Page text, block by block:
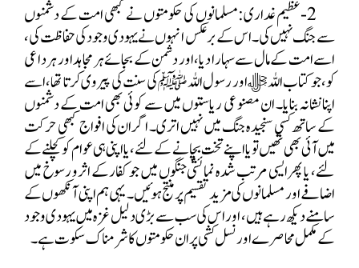
2- عظیم غداری:مسلمانوں کی حکومتوں نے کبھی امت کے دشمنوں
سے جنگ نہیں کی۔ اس کے برعکس انہوں نے یہودی وجود کی حفاظت کی،
اسے امت کے مال سے سہارا دیا، اور دشمن کے بجائے ہر مجاہد اور ہر داعی
کو، جو کتاب اللہ ﷻ اور رسول اللہ ﷺ کی سنت کی پیروی کرتا تھا، اسے
اپنا نشانہ بنایا۔ ان مصنوعی ریاستوں میں سے کوئی بھی امت کے دشمنوں
کے ساتھ کسی سنجیدہ جنگ میں نہیں اتری۔ اگر ان کی افواج کبھی حرکت
میں آئی بھی تھیں تو یا اپنے تخت بچانے کے لئے، یا اپنی ہی عوام کو کچلنے کے
لئے، یا پھر ایسی مرتب شدہ نمائشی جنگوں میں جو کفارکے اثر و رسوخ میں
اضافے اور مسلمانوں کی مزید تقسیم پر منتج ہوئیں۔ یہی ہم اپنی آنکھوں کے
سامنے دیکھ رہے ہیں، اور اس کی سب سے بڑی دلیل غزہ میں یہودی وجود
کے مکمل محاصرے اور نسل کشی پر ان حکومتوں کا شرمناک سکوت ہے۔